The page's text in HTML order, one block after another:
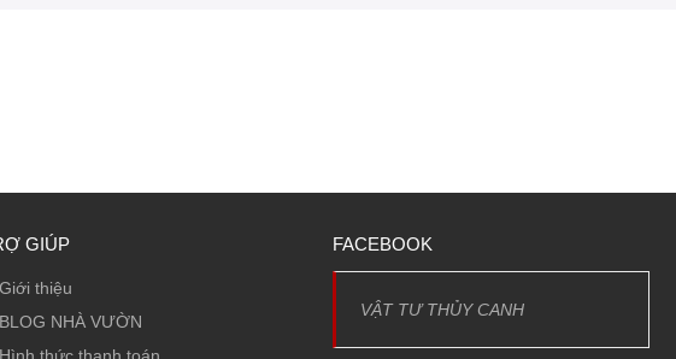
GIÚP
Giới thiệu
BLOG NHÀ VƯỜN
FACEBOOK
VẬT TƯ THỦY CANH